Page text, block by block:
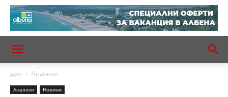
дом Анализи
Анализи Новини